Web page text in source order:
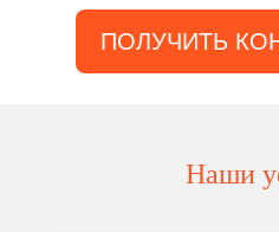
ПОЛУЧИТЬ
Наши